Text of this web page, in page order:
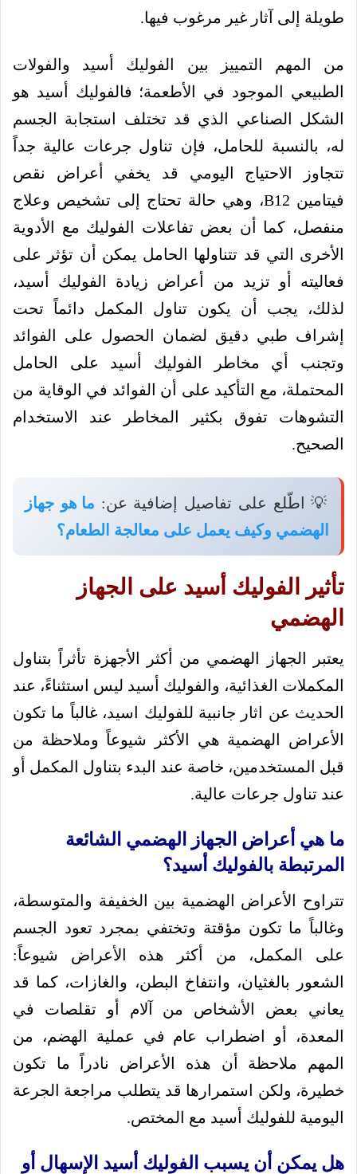
طويلة إلى آثار غير مرغوب فيها.
من المهم التمييز بين الفوليك أسيد والفولات
الطبيعي الموجود في الأطعمة؛ فالفوليك أسيد هو
الشكل الصناعي الذي قد تختلف استجابة الجسم
له، بالنسبة للحامل، فإن تناول جرعات عالية جداً
تتجاوز الاحتياج اليومي قد يخفي أعراض نقص
فيتامين B12، وهي حالة تحتاج إلى تشخيص وعلاج
منفصل، كما أن بعض تفاعلات الفوليك مع الأدوية
الأخرى التي قد تتناولها الحامل يمكن أن تؤثر على
فعاليته أو تزيد من أعراض زيادة الفوليك أسيد،
لذلك، يجب أن يكون تناول المكمل دائماً تحت
إشراف طبي دقيق لضمان الحصول على الفوائد
وتجنب أي مخاطر الفوليك أسيد على الحامل
المحتملة، مع التأكيد على أن الفوائد في الوقاية من
التشوهات تفوق بكثير المخاطر عند الاستخدام
الصحيح.
💡 اطّلع على تفاصيل إضافية عن: ما هو جهاز
الهضمي وكيف يعمل على معالجة الطعام؟
تأثير الفوليك أسيد على الجهاز
الهضمي
يعتبر الجهاز الهضمي من أكثر الأجهزة تأثراً بتناول
المكملات الغذائية، والفوليك أسيد ليس استثناءً، عند
الحديث عن اثار جانبية للفوليك اسيد، غالباً ما تكون
الأعراض الهضمية هي الأكثر شيوعاً وملاحظة من
قبل المستخدمين، خاصة عند البدء بتناول المكمل أو
عند تناول جرعات عالية.
ما هي أعراض الجهاز الهضمي الشائعة
المرتبطة بالفوليك أسيد؟
تتراوح الأعراض الهضمية بين الخفيفة والمتوسطة،
وغالباً ما تكون مؤقتة وتختفي بمجرد تعود الجسم
على المكمل، من أكثر هذه الأعراض شيوعاً:
الشعور بالغثيان، وانتفاخ البطن، والغازات، كما قد
يعاني بعض الأشخاص من آلام أو تقلصات في
المعدة، أو اضطراب عام في عملية الهضم، من
المهم ملاحظة أن هذه الأعراض نادراً ما تكون
خطيرة، ولكن استمرارها قد يتطلب مراجعة الجرعة
اليومية للفوليك أسيد مع المختص.
هل يمكن أن يسبب الفوليك أسيد الإسهال أو